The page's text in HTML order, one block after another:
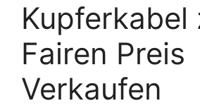
Kupferkabel
Fairen Preis
Verkaufen